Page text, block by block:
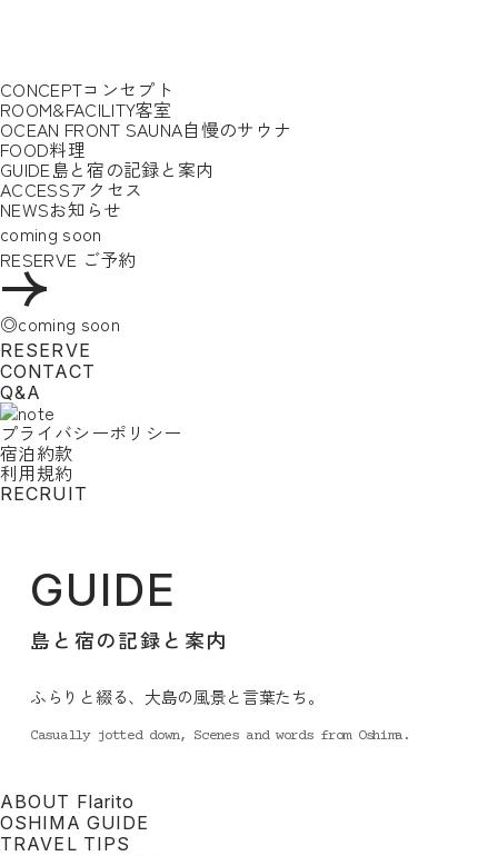
CONCEPTコンセプト
ROOM&FACILITY客室
OCEAN FRONT SAUNA自慢のサウナ
FOOD料理
GUIDE島と宿の記録と案内
ACCESSアクセス
NEWSお知らせ
coming soon
RESERVE ご予約
◎coming soon
RESERVE
CONTACT
Q&A
プライバシーポリシー
宿泊約款
利用規約
RECRUIT
GUIDE
島と宿の記録と案内
ふらりと綴る、大島の風景と言葉たち。
Casually jotted down, Scenes and words from Oshima.
ABOUT Flarito
OSHIMA GUIDE
TRAVEL TIPS